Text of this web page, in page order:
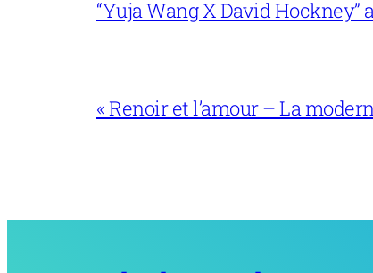
“Yuja Wang X David
« Renoir et l’amour – La